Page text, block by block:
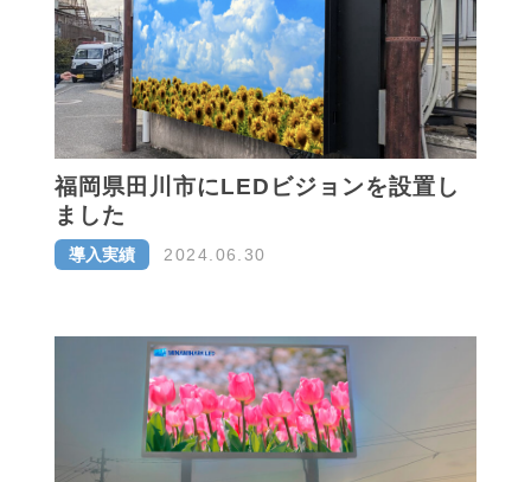
福岡県田川市にLEDビジョンを設置し
ました
導入実績 2024.06.30